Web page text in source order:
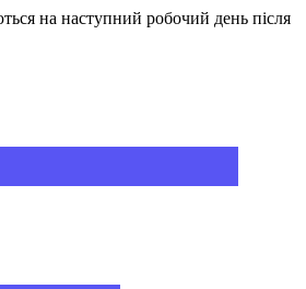
на наступний робочий день після